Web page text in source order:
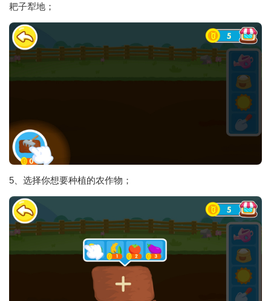
耙子犁地；
5、选择你想要种植的农作物；